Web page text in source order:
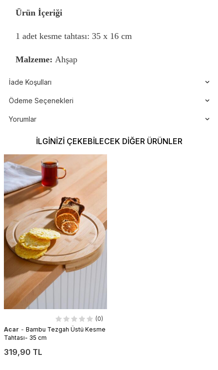
Ürün İçeriği
1 adet kesme tahtası: 35 x 16 cm
Malzeme: Ahşap
İade Koşulları
Ödeme Seçenekleri
Yorumlar
İLGINIZI ÇEKEBILECEK DIĞER ÜRÜNLER
(0)
Acar - Bambu Tezgah Üstü Kesme
Tahtası- 35 cm
319,90 TL